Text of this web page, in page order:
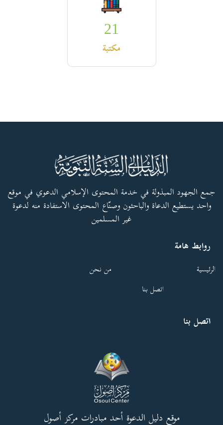
21
مكتبة
جمع الجهود المبذولة في خدمة المحتوى الإسلامي الدعوي في موقع
واحد يستطيع الدعاة والباحثون وصنّاع المحتوى الاستفادة منه لدعوة
غير المسلمين
روابط هامة
الرئيسية
من نحن
اتصل بنا
اتصل بنا
موقع دليل الدعوة أحد مبادرات مركز أصول